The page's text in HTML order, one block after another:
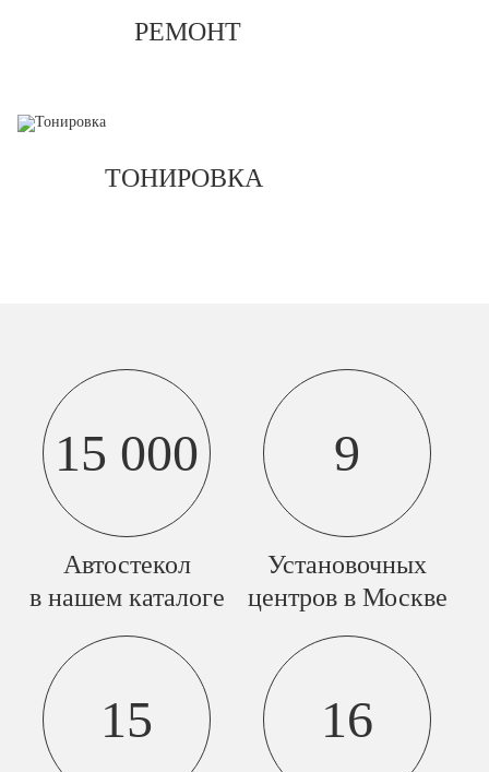
РЕМОНТ
ТОНИРОВКА
15 000
Автостекол
в нашем каталоге
9
Установочных
центров в Москве
15 16